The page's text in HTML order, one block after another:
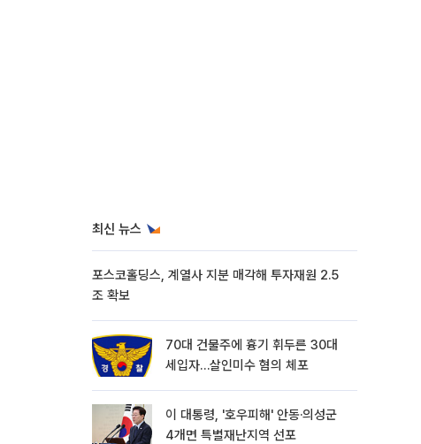
최신 뉴스
포스코홀딩스, 계열사 지분 매각해 투자재원 2.5
조 확보
70대 건물주에 흉기 휘두른 30대
세입자…살인미수 혐의 체포
이 대통령, '호우피해' 안동·의성군
4개면 특별재난지역 선포